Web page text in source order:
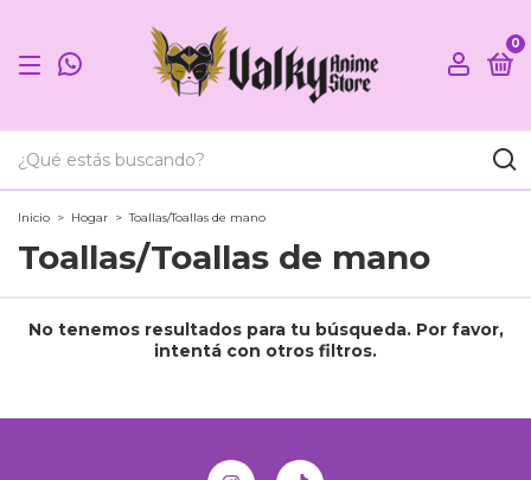
0
Inicio > Hogar > Toallas/Toallas de mano
Toallas/Toallas de mano
No tenemos resultados para tu búsqueda. Por favor,
intentá con otros filtros.